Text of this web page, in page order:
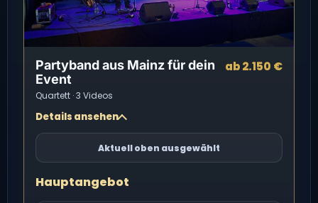
Partyband aus Mainz für dein
Event
Quartett · 3 Videos
ab 2.150 €
Details ansehen
Aktuell oben ausgewählt
Hauptangebot